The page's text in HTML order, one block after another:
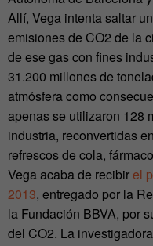
Allí, Vega intenta saltar
emisiones de CO2 de la
de ese gas con fines
31.200 millones de
atmósfera como
apenas se utilizaron 128
industria, reconvertidas
refrescos de cola,
Vega acaba de recibirel
2013, entregado por la
la Fundación BBVA, por
del CO2. La